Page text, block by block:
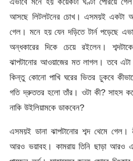
আসছে লিটলটনের চোখ। এসময়ই একটা
গেল। মনে হয় যেন দড়িতে টার্ন পড়েছে
অন্ধকারের দিকে চেয়ে রইলেন।
ঝাপটানোর আওয়াজের মত লাগল। তবে
কিন্তু কোনো পাখি ঘরের ভিতর ঢুকবে
গতি দ্রুততর হলো তাঁর। ওটা কী? সাহস
নাকি উইলিয়ামকে ডাকবেন?
এসময়ই ডানা ঝাপটানোর শব্দ থেমে গেল।
আরও ভয়াবহ। কামরায় তিনি ছাড়া আরও